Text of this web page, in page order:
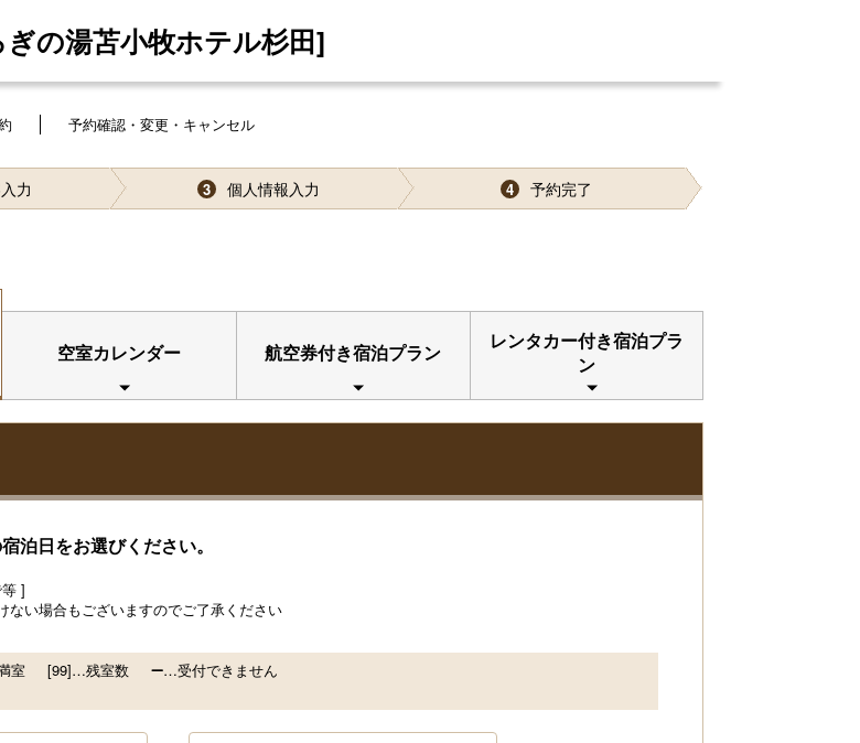
の湯苫小牧ホテル杉田]
予約確認・変更・キャンセル
力 3 個人情報入力 4 予約完了
空室カレンダー 航空券付き宿泊プラン
レンタカー付き宿泊プラ
ン
泊日をお選びください。
]
ない場合もございますのでご了承ください
室 [99]…残室数 …受付できません